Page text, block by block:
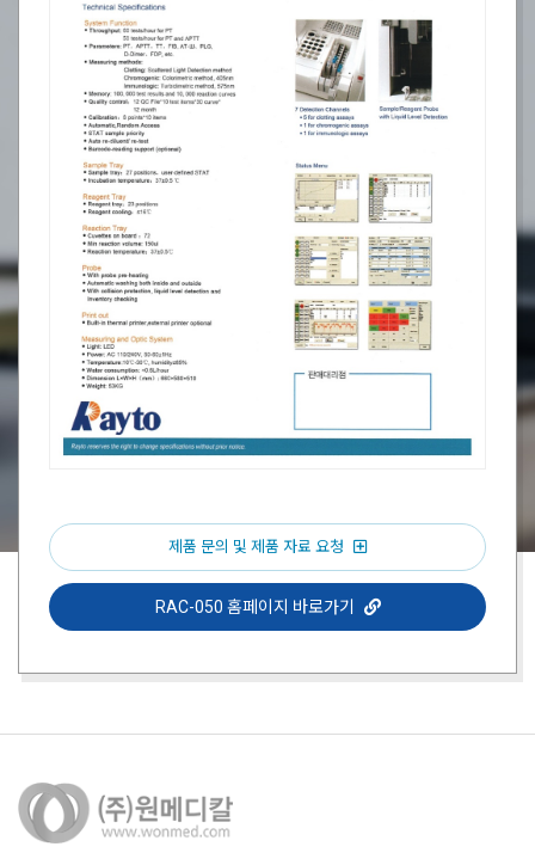
제품 문의 및 제품 자료 요청
RAC-050 홈페이지 바로가기